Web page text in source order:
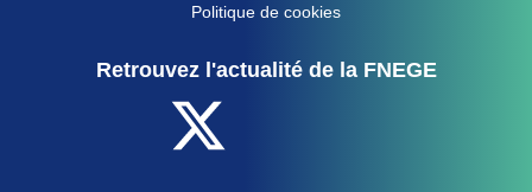
Politique de cookies
Retrouvez l'actualité de la FNEGE